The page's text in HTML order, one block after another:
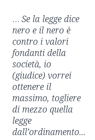
… Se la legge dice
nero e il nero è
contro i valori
fondanti della
società, io
(giudice) vorrei
ottenere il
massimo, togliere
di mezzo quella
legge
dall’ordinamento…